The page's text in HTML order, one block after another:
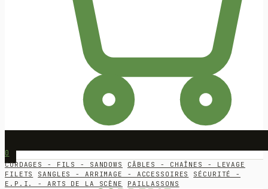
0
CORDAGES - FILS - SANDOWS
CÂBLES - CHAÎNES - LEVAGE
FILETS
SANGLES - ARRIMAGE - ACCESSOIRES
SÉCURITÉ -
E.P.I. - ARTS DE LA SCÈNE
PAILLASSONS